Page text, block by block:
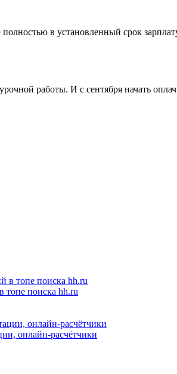
в установленный срок
работы. И с сентября начать
топе поиска hh.ru
онлайн-расчётчики